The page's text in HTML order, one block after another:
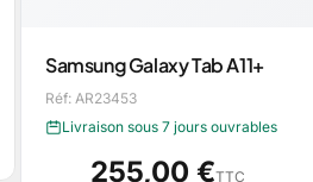
Samsung Galaxy Tab A11+
Réf: AR23453
Livraison sous 7 jours ouvrables
255,00 €TTC